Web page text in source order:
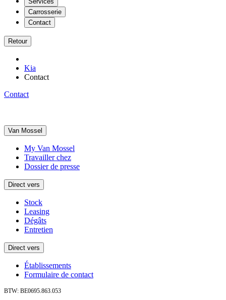
Carrosserie
Contact
Retour
Kia
Contact
Contact
Van Mossel
My Van Mossel
Travailler chez
Dossier de presse
Direct vers
Stock
Leasing
Dégâts
Entretien
Direct vers
Établissements
Formulaire de contact
BTW: BE0695.863.053